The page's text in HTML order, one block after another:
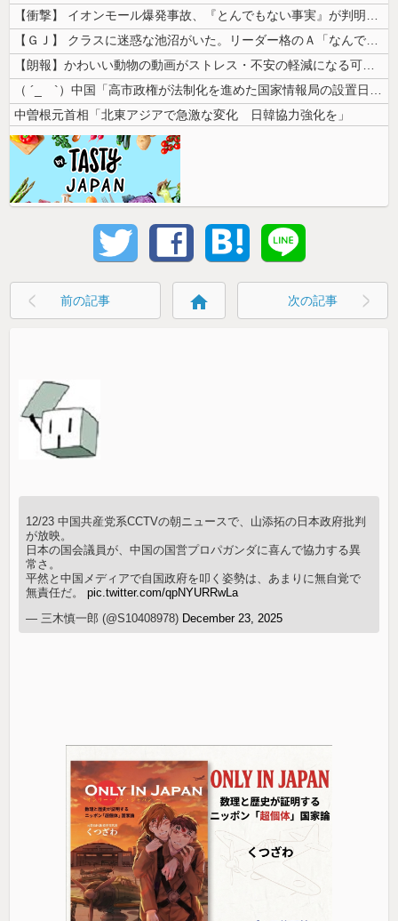
【衝撃】 イオンモール爆発事故、『とんでもない事実』が判明してしまう・...
【ＧＪ】 クラスに迷惑な池沼がいた。リーダー格のＡ「なんで支援学級に入...
【朗報】かわいい動物の動画がストレス・不安の軽減になる可能性。英大学の...
（ ´_ゝ`）中国「高市政権が法制化を進めた国家情報局の設置日が7月3...
中曽根元首相「北東アジアで急激な変化 日韓協力強化を」
前の記事 home 次の記事
12/23 中国共産党系CCTVの朝ニュースで、山添拓の日本政府批判
が放映。
日本の国会議員が、中国の国営プロパガンダに喜んで協力する異
常さ。
平然と中国メディアで自国政府を叩く姿勢は、あまりに無自覚で
無責任だ。pic.twitter.com/qpNYURRwLa
— 三木慎一郎 (@S10408978) December 23, 2025